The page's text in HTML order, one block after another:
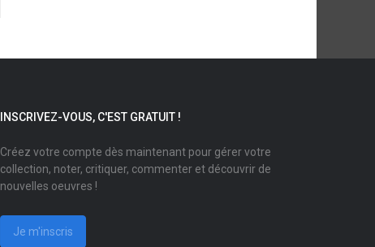
INSCRIVEZ-VOUS, C'EST GRATUIT !
Créez votre compte dès maintenant pour gérer votre
collection, noter, critiquer, commenter et découvrir de
nouvelles oeuvres !
Je m'inscris